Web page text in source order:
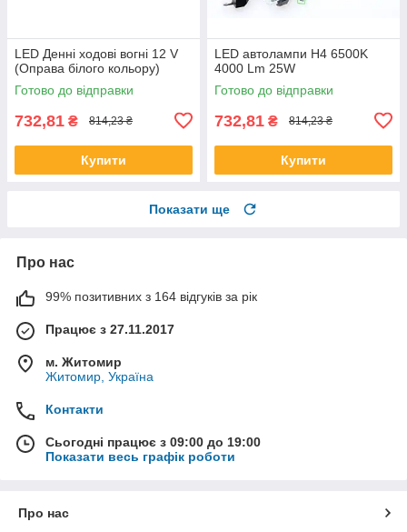
LED Денні ходові вогні 12 V
(Оправа білого кольору)
Готово до відправки
732,81 ₴ 814,23 ₴
Купити
LED автолампи H4 6500K
4000 Lm 25W
Готово до відправки
732,81 ₴ 814,23 ₴
Купити
Показати ще
Про нас
99% позитивних з 164 відгуків за рік
Працює з 27.11.2017
м. Житомир
Житомир, Україна
Контакти
Сьогодні працює з 09:00 до 19:00
Показати весь графік роботи
Про нас